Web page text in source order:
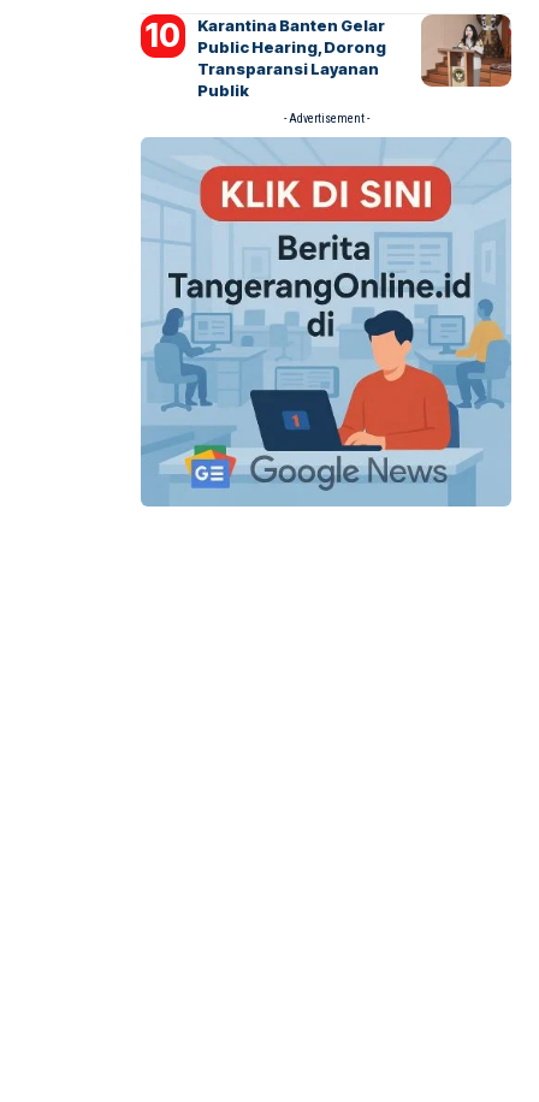
Karantina Banten Gelar
Public Hearing, Dorong
Transparansi Layanan
Publik
- Advertisement -